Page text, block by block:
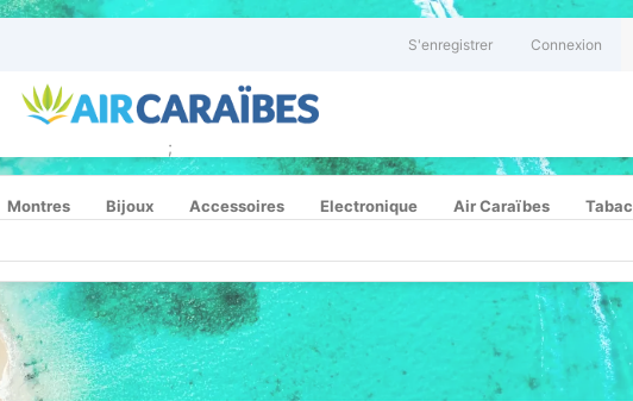
S'enregistrer Connexion
;
Montres Bijoux Accessoires Electronique Air Caraïbes Tabac